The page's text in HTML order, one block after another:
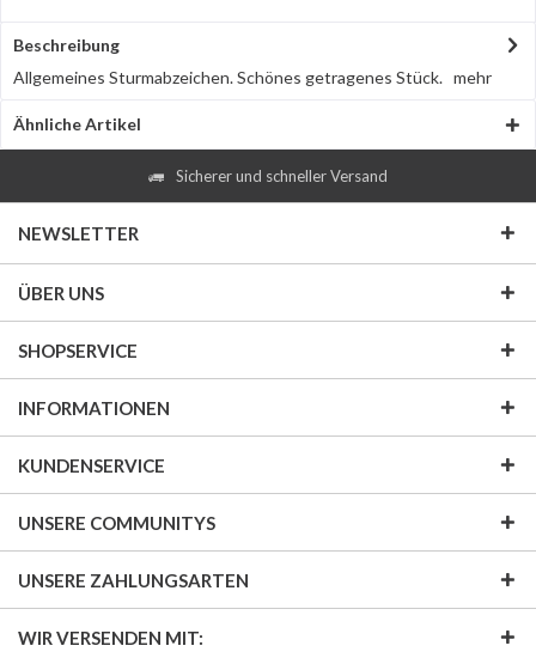
Beschreibung
Allgemeines Sturmabzeichen. Schönes getragenes Stück. mehr
Ähnliche Artikel
Sicherer und schneller Versand
NEWSLETTER
ÜBER UNS
SHOPSERVICE
INFORMATIONEN
KUNDENSERVICE
UNSERE COMMUNITYS
UNSERE ZAHLUNGSARTEN
WIR VERSENDEN MIT: